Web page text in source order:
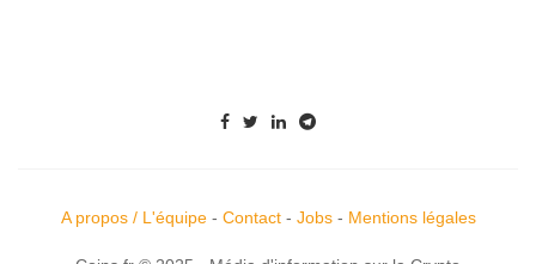
A propos / L'équipe- Contact- Jobs- Mentions légales